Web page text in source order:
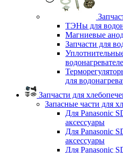
ТЭНы для
Магниевые
Запчасти для
для
Запчасти для
Запасные части для
Для Panasonic
аксессуары
Для Panasonic
аксессуары
Для Panasonic